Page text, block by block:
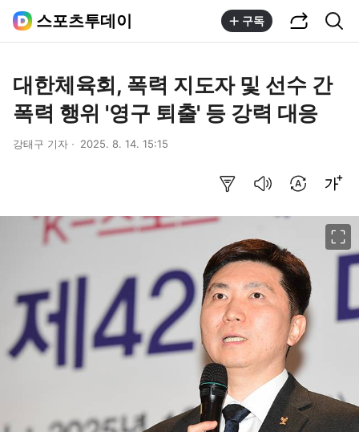
스포츠투데이 구독
대한체육회, 폭력 지도자 및 선수 간
폭력 행위 '영구 퇴출' 등 강력 대응
강태구 기자 2025. 8. 14. 15:15